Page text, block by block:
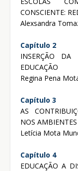
CONSCIENTE:
Alexsandra
Capítulo 2
INSERÇÃO DA
EDUCAÇÃO
Regina Pena
Capítulo 3
AS
NOS
Letícia Mota
Capítulo 4
EDUCAÇÃO A